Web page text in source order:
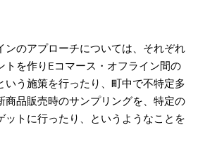
のアプローチについては、それぞれ
トを作りEコマース・オフライン間の
いう施策を行ったり、町中で不特定多
商品販売時のサンプリングを、特定の
ットに行ったり、というようなことを